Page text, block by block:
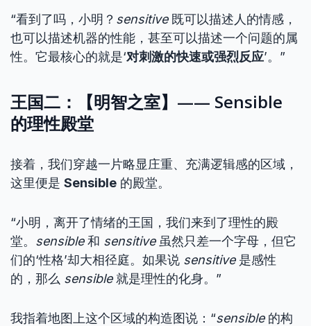
“看到了吗，小明？ sensitive既可以描述人的情感，
也可以描述机器的性能，甚至可以描述一个问题的属
性。它最核心的就是‘对刺激的快速或强烈反应’。”
王国二：【明智之室】—— Sensible
的理性殿堂
接着，我们穿越一片略显庄重、充满逻辑感的区域，
这里便是 Sensible 的殿堂。
“小明，离开了情绪的王国，我们来到了理性的殿
堂。 sensible和 sensitive虽然只差一个字母，但它
们的‘性格’却大相径庭。如果说 sensitive是感性
的，那么 sensible就是理性的化身。”
我指着地图上这个区域的构造图说：“sensible的构